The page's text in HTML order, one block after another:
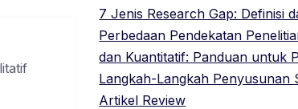
7 Jenis Research Gap: Definisi
Perbedaan Pendekatan
dan Kuantitatif: Panduan untuk
Langkah-Langkah Penyusunan
Artikel Review